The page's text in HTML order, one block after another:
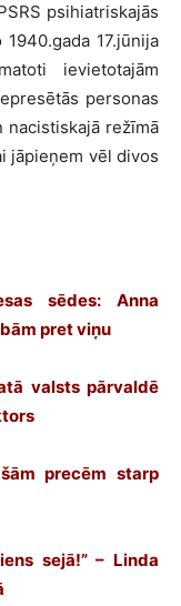
psihiatriskajās
17.jūnija
ievietotajām
personas
nacistiskajā režīmā
jāpieņem vēl divos
sēdes: Anna
pret viņu
valsts pārvaldē
precēm starp
sejā!” – Linda